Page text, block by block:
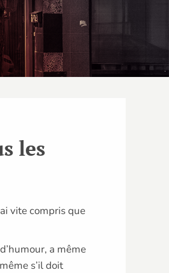
les
vite compris que
a même
s’il doit